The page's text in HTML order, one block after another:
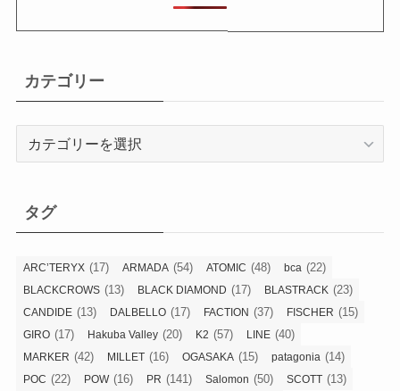
カテゴリー
ー
タグ
ARC’TERYX (17) ARMADA (54) ATOMIC (48) bca (22)
BLACKCROWS (13) BLACK DIAMOND (17) BLASTRACK (23)
CANDIDE (13) DALBELLO (17) FACTION (37) FISCHER (15)
GIRO (17) Hakuba Valley (20) K2 (57) LINE (40)
MARKER (42) MILLET (16) OGASAKA (15) patagonia (14)
POC (22) POW(16) PR (141) Salomon (50) SCOTT (13)